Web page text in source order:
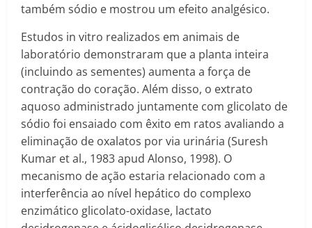
também sódio e mostrou um efeito analgésico.
Estudos in vitro realizados em animais de
laboratório demonstraram que a planta inteira
(incluindo as sementes) aumenta a força de
contração do coração. Além disso, o extrato
aquoso administrado juntamente com glicolato de
sódio foi ensaiado com êxito em ratos avaliando a
eliminação de oxalatos por via urinária (Suresh
Kumar et al., 1983 apud Alonso, 1998). O
mecanismo de ação estaria relacionado com a
interferência ao nível hepático do complexo
enzimático glicolato-oxidase, lactato